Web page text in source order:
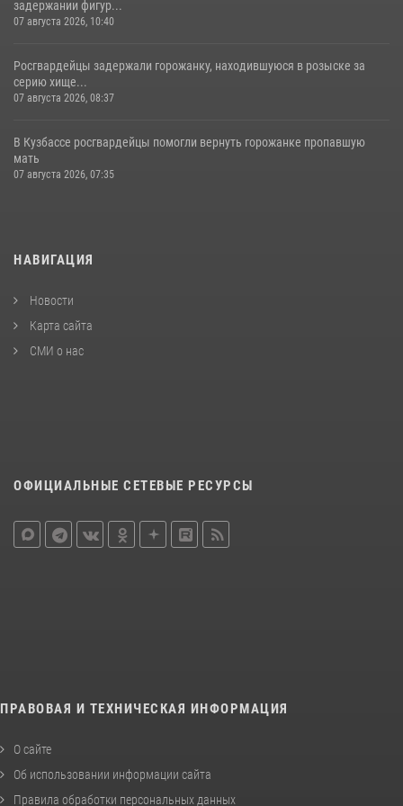
задержании фигур...
07 августа 2026, 10:40
Росгвардейцы задержали горожанку, находившуюся в розыске за
серию хище...
07 августа 2026, 08:37
В Кузбассе росгвардейцы помогли вернуть горожанке пропавшую
мать
07 августа 2026, 07:35
НАВИГАЦИЯ
Новости
Карта сайта
СМИ о нас
ОФИЦИАЛЬНЫЕ СЕТЕВЫЕ РЕСУРСЫ
ПРАВОВАЯ И ТЕХНИЧЕСКАЯ ИНФОРМАЦИЯ
О сайте
Об использовании информации сайта
Правила обработки персональных данных